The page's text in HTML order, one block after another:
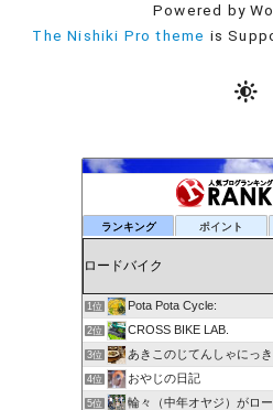
Powered by
The Nishiki Pro theme is
ランキング ポイント
1位 Pota Pota Cycle:
2位 CROSS BIKE LAB.
3位 あきこのじてんしゃにっき
4位 おやじの日記
5位 輪々（中年オヤジ）がロ